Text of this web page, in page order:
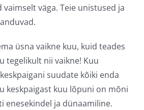
väga. Teie unistused ja
üsna vaikne kuu, kuid teades
tegelikult nii vaikne! Kuu
suudate kõiki enda
keskpaigast kuu lõpuni on mõni
enesekindel ja dünaamiline.